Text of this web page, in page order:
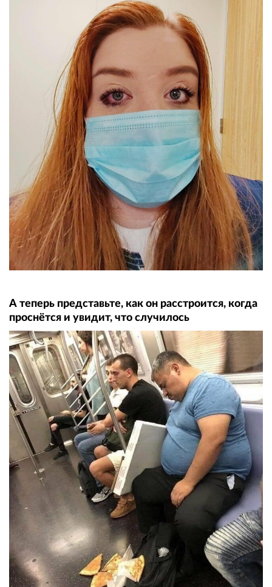
А теперь представьте, как он расстроится, когда
проснётся и увидит, что случилось